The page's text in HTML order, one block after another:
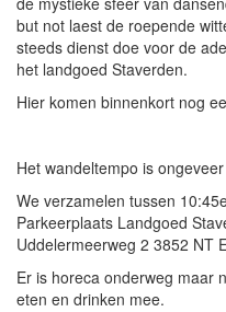
but not laest de roepende
steeds dienst doe voor de
het landgoed Staverden.
Hier komen binnenkort nog
Het wandeltempo is
We verzamelen tussen
Parkeerplaats Landgoed
Uddelermeerweg 2 3852 NT
Er is horeca onderweg maar
eten en drinken mee.